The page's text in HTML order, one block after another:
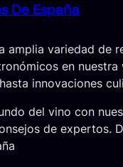
De España
amplia variedad de
en
innovaciones
del vino con
de expertos.